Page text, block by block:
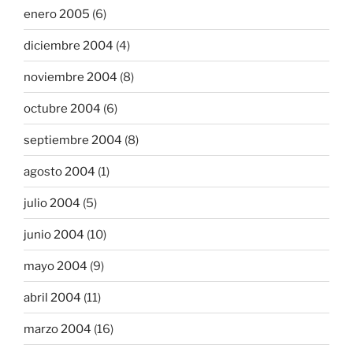
enero 2005 (6)
diciembre 2004 (4)
noviembre 2004 (8)
octubre 2004 (6)
septiembre 2004 (8)
agosto 2004 (1)
julio 2004 (5)
junio 2004 (10)
mayo 2004 (9)
abril 2004 (11)
marzo 2004 (16)